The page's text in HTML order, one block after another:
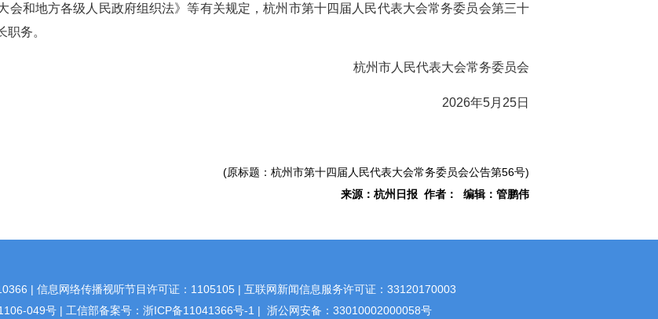
会和地方各级人民政府组织法》等有关规定，杭州市第十四届人民代表大会常务委员会第三十
务。
杭州市人民代表大会常务委员会
2026年5月25日
(原标题：杭州市第十四届人民代表大会常务委员会公告第56号)
来源：杭州日报 作者： 编辑：管鹏伟
| 信息网络传播视听节目许可证：1105105 | 互联网新闻信息服务许可证：33120170003
049号| 工信部备案号：浙ICP备11041366号-1 | 浙公网安备：33010002000058号